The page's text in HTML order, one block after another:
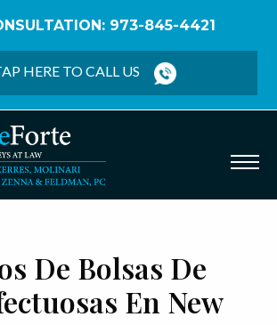
973-845-4421
HERE TO CALL US
De Bolsas De
En New